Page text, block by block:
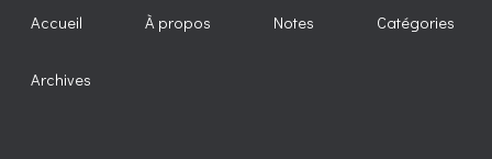
Accueil À propos Notes Catégories
Archives